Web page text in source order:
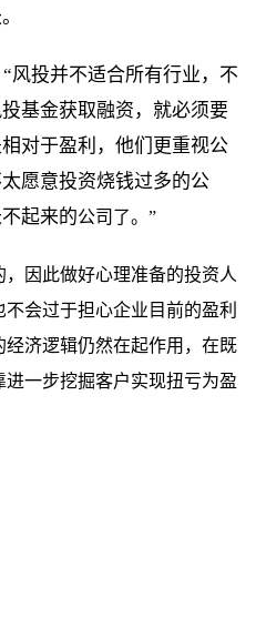
风投并不适合所有行业，不
基金获取融资，就必须要
对于盈利，他们更重视公
愿意投资烧钱过多的公
起来的公司了。”
因此做好心理准备的投资人
会过于担心企业目前的盈利
济逻辑仍然在起作用，在既
一步挖掘客户实现扭亏为盈